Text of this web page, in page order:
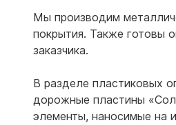
Мы производим
покрытия. Также готовы
заказчика.
В разделе пластиковых
дорожные пластины
элементы, наносимые на